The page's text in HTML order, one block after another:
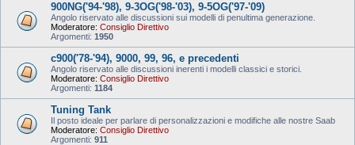
900NG('94-'98), 9-3OG('98-'03), 9-5OG('97-'09)
Angolo riservato alle discussioni sui modelli di penultima generazione.
Moderatore: Consiglio Direttivo
Argomenti: 1950
c900('78-'94), 9000, 99, 96, e precedenti
Angolo riservato alle discussioni inerenti i modelli classici e storici.
Moderatore: Consiglio Direttivo
Argomenti: 1184
Tuning Tank
Il posto ideale per parlare di personalizzazioni e modifiche alle nostre Saab
Moderatore: Consiglio Direttivo
Argomenti: 911